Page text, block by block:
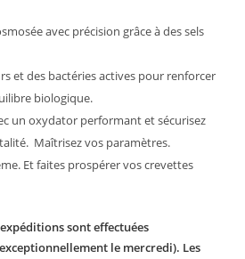
avec précision grâce à des sels
et des bactéries actives pour renforcer
biologique.
un oxydator performant et sécurisez
Maîtrisez vos paramètres.
Etfaites prospérer vos crevettes
sont effectuées
le mercredi). Les